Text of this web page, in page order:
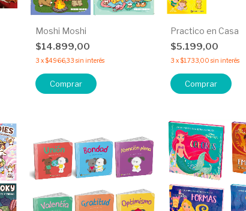
Moshi Moshi
$14.899,00
3 x$4.966,33 sin interés
Comprar
Practico en Casa
$5.199,00
3 x$1.733,00 sin interés
Comprar